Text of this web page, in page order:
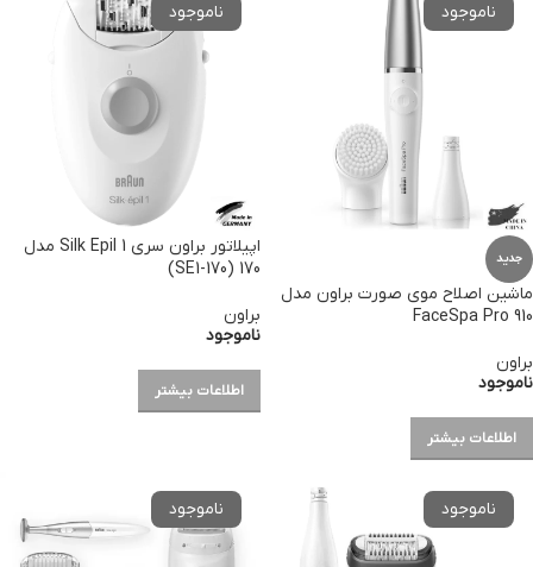
جدید
ماشین اصلاح موی صورت براون مدل
FaceSpa Pro 910
براون
ناموجود
اطلاعات بیشتر
اپیلاتور براون سری Silk Epil 1 مدل
170 (SE1-170)
براون
ناموجود
اطلاعات بیشتر